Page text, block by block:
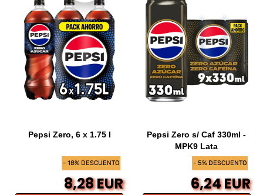
- 18% DESCUENTO
Pepsi Zero, 6 x 1.75 l
8,28 EUR
- 5% DESCUENTO
Pepsi Zero s/ Caf 330ml -
MPK9 Lata
6,24 EUR